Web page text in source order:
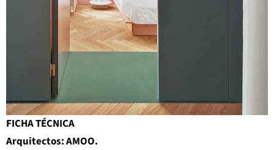
FICHA TÉCNICA
Arquitectos: AMOO.